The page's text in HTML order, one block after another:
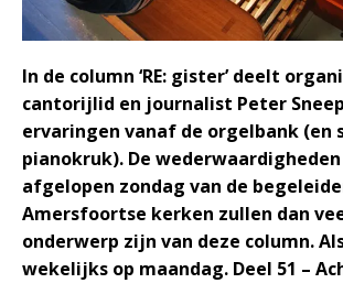
In de column ‘RE: gister’ deelt
cantorijlid en journalist Peter
ervaringen vanaf de orgelbank (en
pianokruk). De wederwaardigheden
afgelopen zondag van de
Amersfoortse kerken zullen dan
onderwerp zijn van deze column.
wekelijks op maandag. Deel 51 –